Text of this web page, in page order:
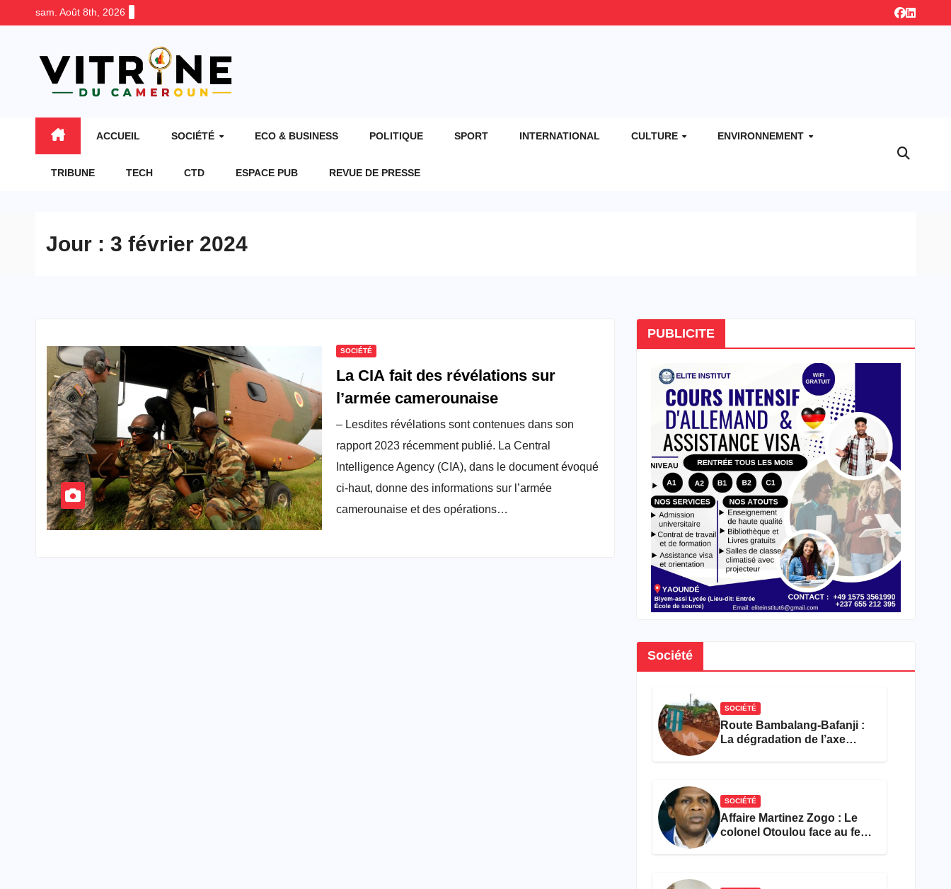
sam. Août 8th, 2026
ACCUEIL SOCIÉTÉ ECO & BUSINESS POLITIQUE SPORT INTERNATIONAL CULTURE ENVIRONNEMENT
TRIBUNE TECH CTD ESPACE PUB REVUE DE PRESSE
Jour : 3 février 2024
SOCIÉTÉ
La CIA fait des révélations sur
l’armée camerounaise
– Lesdites révélations sont contenues dans son
rapport 2023 récemment publié. La Central
Intelligence Agency (CIA), dans le document évoqué
ci-haut, donne des informations sur l’armée
camerounaise et des opérations…
PUBLICITE
Société
SOCIÉTÉ
Route Bambalang-Bafanji :
La dégradation de l’axe
SOCIÉTÉ
Affaire Martinez Zogo : Le
colonel Otoulou face au feu